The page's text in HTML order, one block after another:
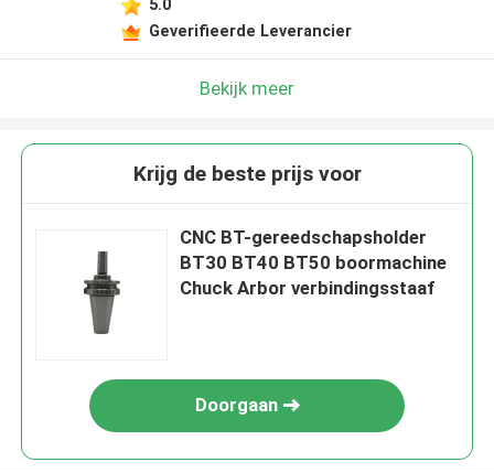
5.0
Geverifieerde Leverancier
Bekijk meer
Krijg de beste prijs voor
CNC BT-gereedschapsholder
BT30 BT40 BT50 boormachine
Chuck Arbor verbindingsstaaf
Doorgaan